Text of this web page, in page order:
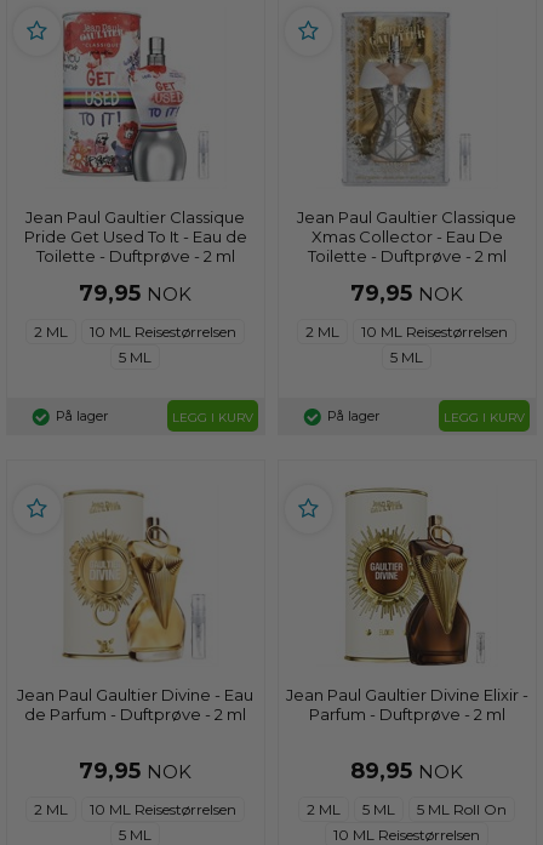
Jean Paul Gaultier Classique
Pride Get Used To It - Eau de
Toilette - Duftprøve - 2 ml
79,95 NOK
2 ML
10 ML Reisestørrelsen
5 ML
På lager LEGG I KURV
Jean Paul Gaultier Classique
Xmas Collector - Eau De
Toilette - Duftprøve - 2 ml
79,95 NOK
2 ML
10 ML Reisestørrelsen
5 ML
På lager LEGG I KURV
Jean Paul Gaultier Divine - Eau
de Parfum - Duftprøve - 2 ml
79,95 NOK
2 ML
10 ML Reisestørrelsen
5 ML
Jean Paul Gaultier Divine Elixir -
Parfum - Duftprøve - 2 ml
89,95 NOK
2 ML 5 ML
5 ML Roll On
10 ML Reisestørrelsen